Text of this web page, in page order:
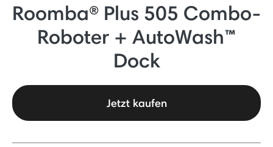
Roomba® Plus 505 Combo-
Roboter + AutoWash™
Dock
Jetzt kaufen